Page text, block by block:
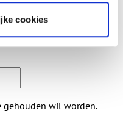
cookies
gehouden wil worden.